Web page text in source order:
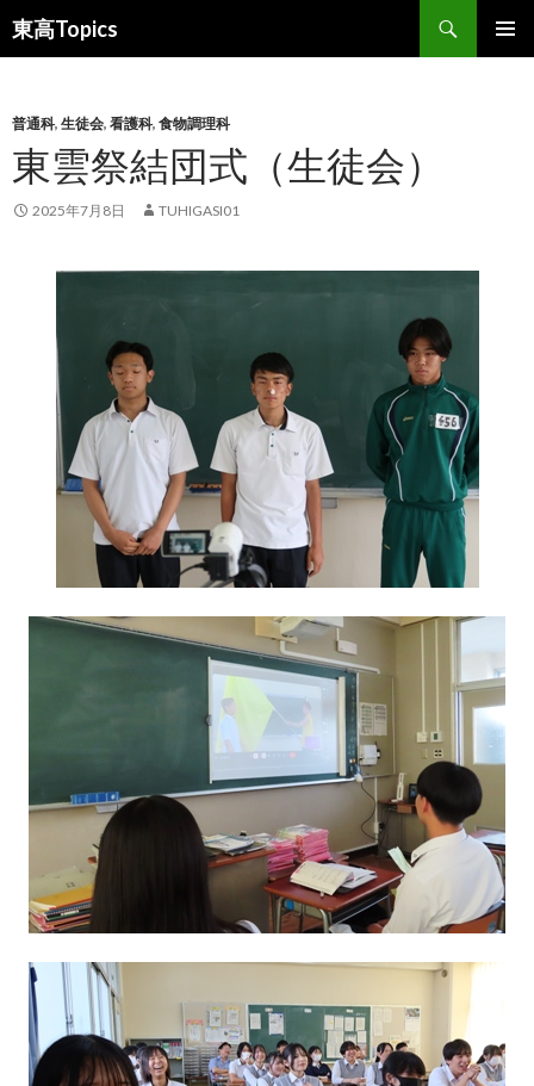
東高Topics
検
索
ン
ツ
へ
ス
普通科, 生徒会, 看護科, 食物調理科
東雲祭結団式（生徒会）
2025年7月8日 TUHIGASI01